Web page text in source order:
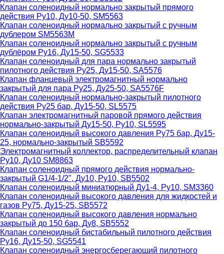
Клапан соленоидный нормально закрытый прямого
действия Ру10, Ду10-50, SM5563
Клапан соленоидный нормально закрытый с ручным
дублером SM5563M
Клапан соленоидный нормально закрытый с ручным
дублёром Ру16, Ду15-50, SG5533
Клапан соленоидный для пара нормально закрытый
пилотного действия Ру25, Ду15-50, SA5576
Клапан фланцевый электромагнитный нормально
закрытый для пара Ру25, Ду25-50, SA5576F
Клапан соленоидный нормально-закрытый пилотного
действия Ру25 бар, Ду15-50, SL5575
Клапан электромагнитный паровой прямого действия
нормально-закрытый Ду15-50, Ру10, SL5595
Клапан соленоидный высокого давления Ру75 бар, Ду15-
25, нормально-закрытый SB5592
Электромагнитный коллектор, распределительный клапан
Ру10, Ду10 SM8863
Клапан соленоидный прямого действия нормально-
закрытый G1/4-1/2", Ду10, Ру10, SB5502
Клапан соленоидный миниатюрный Ду1-4, Ру10, SM3360
Клапан соленоидный высокого давления для жидкостей и
газов Ру75, Ду15-25, SB5572
Клапан соленоидный высокого давления нормально
закрытый до 150 бар, Ду8, SB5552
Клапан соленоидный бистабильный пилотного действия
Ру16, Ду15-50, SG5541
Клапан соленоидный энергосберегающий пилотного